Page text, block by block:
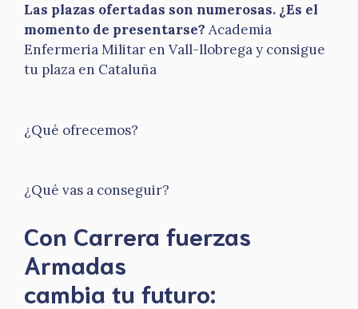
Las plazas ofertadas son numerosas. ¿Es el
momento de presentarse? Academia
Enfermeria Militar en Vall-llobrega y consigue
tu plaza en Cataluña
¿Qué ofrecemos?
¿Qué vas a conseguir?
Con Carrera fuerzas
Armadas
​cambia tu futuro: